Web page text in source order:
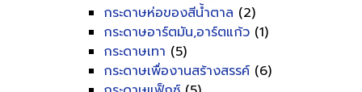
กระดาษห่อของสีน้ำตาล (2)
กระดาษอาร์ตมัน,อาร์ตแก้ว (1)
กระดาษเทา (5)
กระดาษเพื่องานสร้างสรรค์ (6)